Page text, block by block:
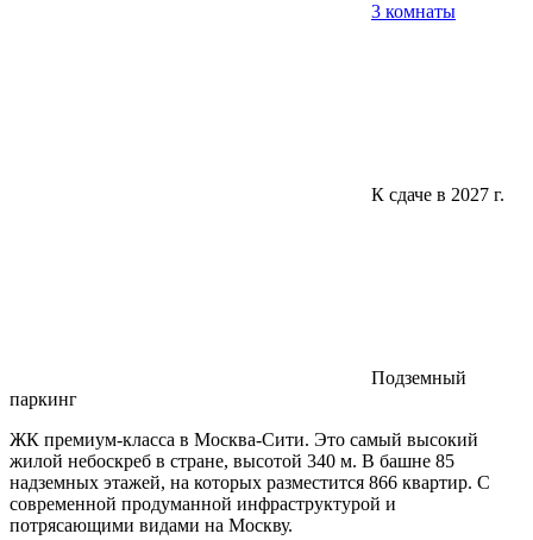
3 комнаты
К сдаче в 2027 г.
Подземный
паркинг
ЖК премиум-класса в Москва-Сити. Это самый высокий
жилой небоскреб в стране, высотой 340 м. В башне 85
надземных этажей, на которых разместится 866 квартир. С
современной продуманной инфраструктурой и
потрясающими видами на Москву.